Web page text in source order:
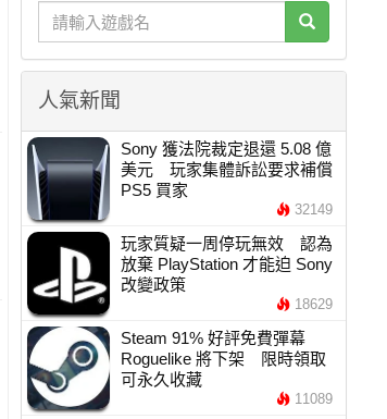
人氣新聞
Sony 獲法院裁定退還 5.08 億
美元 玩家集體訴訟要求補償
PS5 買家
32149
玩家質疑一周停玩無效 認為
放棄 PlayStation 才能迫 Sony
改變政策
18629
Steam 91% 好評免費彈幕
Roguelike 將下架 限時領取
可永久收藏
11089